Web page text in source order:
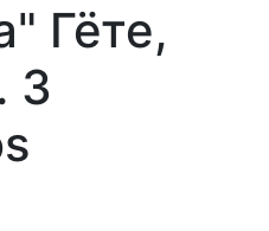
Гёте,
3